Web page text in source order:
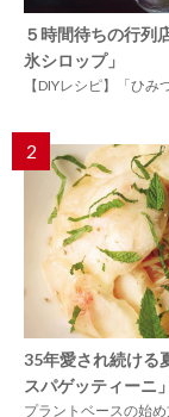
５時間待ちの行列
氷シロップ」
【DIYレシピ】「ひみ
2
35年愛され続ける
スパゲッティーニ」
プラントベースの始